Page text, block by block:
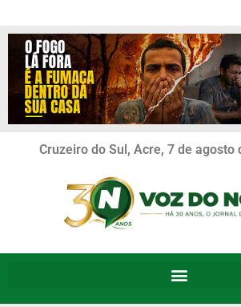
Cruzeiro do Sul, Acre, 7 de agosto